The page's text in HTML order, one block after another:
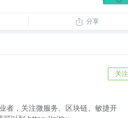
分享
关注
者，关注微服务、区块链、敏捷开